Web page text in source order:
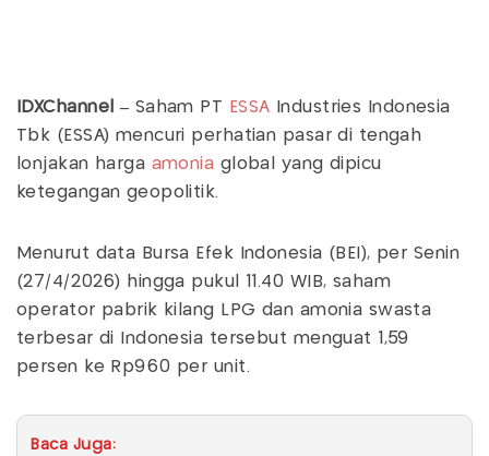
IDXChannel – Saham PT ESSA Industries Indonesia
Tbk (ESSA) mencuri perhatian pasar di tengah
lonjakan harga amonia global yang dipicu
ketegangan geopolitik.
Menurut data Bursa Efek Indonesia (BEI), per Senin
(27/4/2026) hingga pukul 11.40 WIB, saham
operator pabrik kilang LPG dan amonia swasta
terbesar di Indonesia tersebut menguat 1,59
persen ke Rp960 per unit.
Baca Juga: